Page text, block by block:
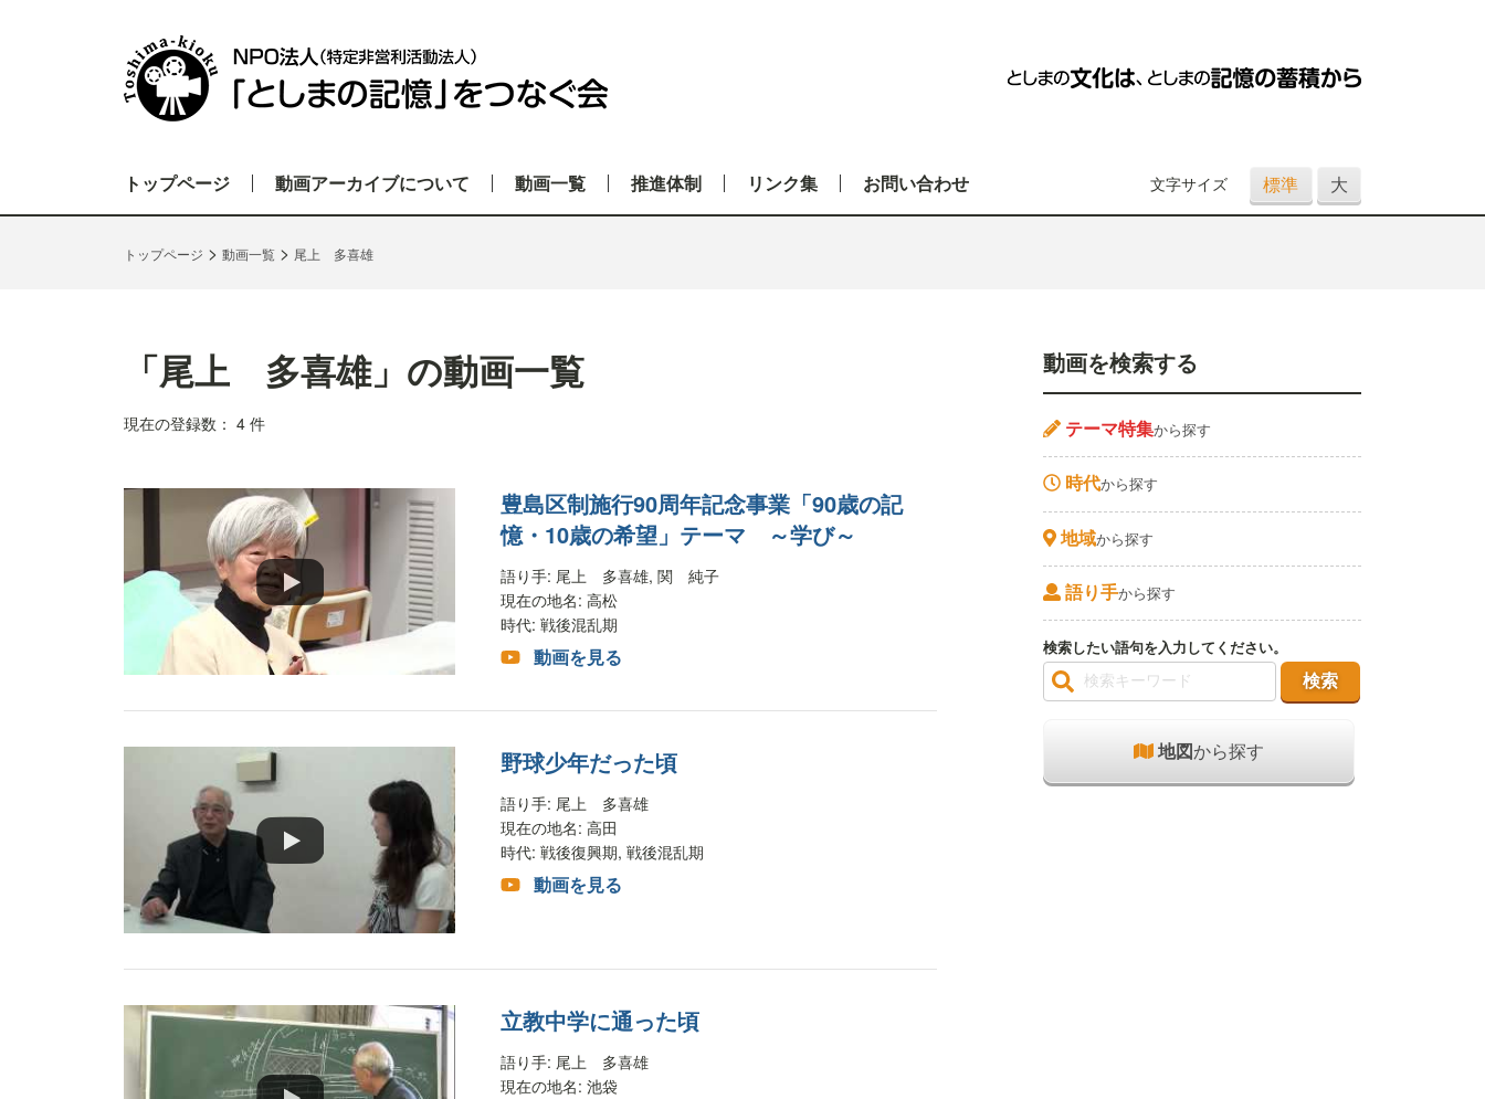
トップページ 動画アーカイブについて 動画一覧 推進体制 リンク集 お問い合わせ 文字サイズ 標準 大
トップページ > 動画一覧 > 尾上 多喜雄
「尾上 多喜雄」の動画一覧
現在の登録数： 4 件
豊島区制施行90周年記念事業「90歳の記
憶・10歳の希望」テーマ ～学び～
語り手: 尾上 多喜雄, 関 純子
現在の地名: 高松
時代: 戦後混乱期
動画を見る
野球少年だった頃
語り手: 尾上 多喜雄
現在の地名: 高田
時代: 戦後復興期, 戦後混乱期
動画を見る
立教中学に通った頃
語り手: 尾上 多喜雄
現在の地名: 池袋
動画を検索する
テーマ特集から探す
時代から探す
地域から探す
語り手から探す
検索したい語句を入力してください。
地図から探す